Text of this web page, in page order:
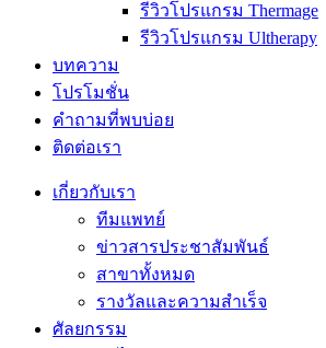
รีวิวโปรแกรม Thermage
รีวิวโปรแกรม Ultherapy
บทความ
โปรโมชั่น
คำถามที่พบบ่อย
ติดต่อเรา
เกี่ยวกับเรา
ทีมแพทย์
ข่าวสารประชาสัมพันธ์
สาขาทั้งหมด
รางวัลและความสำเร็จ
ศัลยกรรม